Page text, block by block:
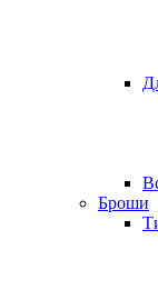
Броши